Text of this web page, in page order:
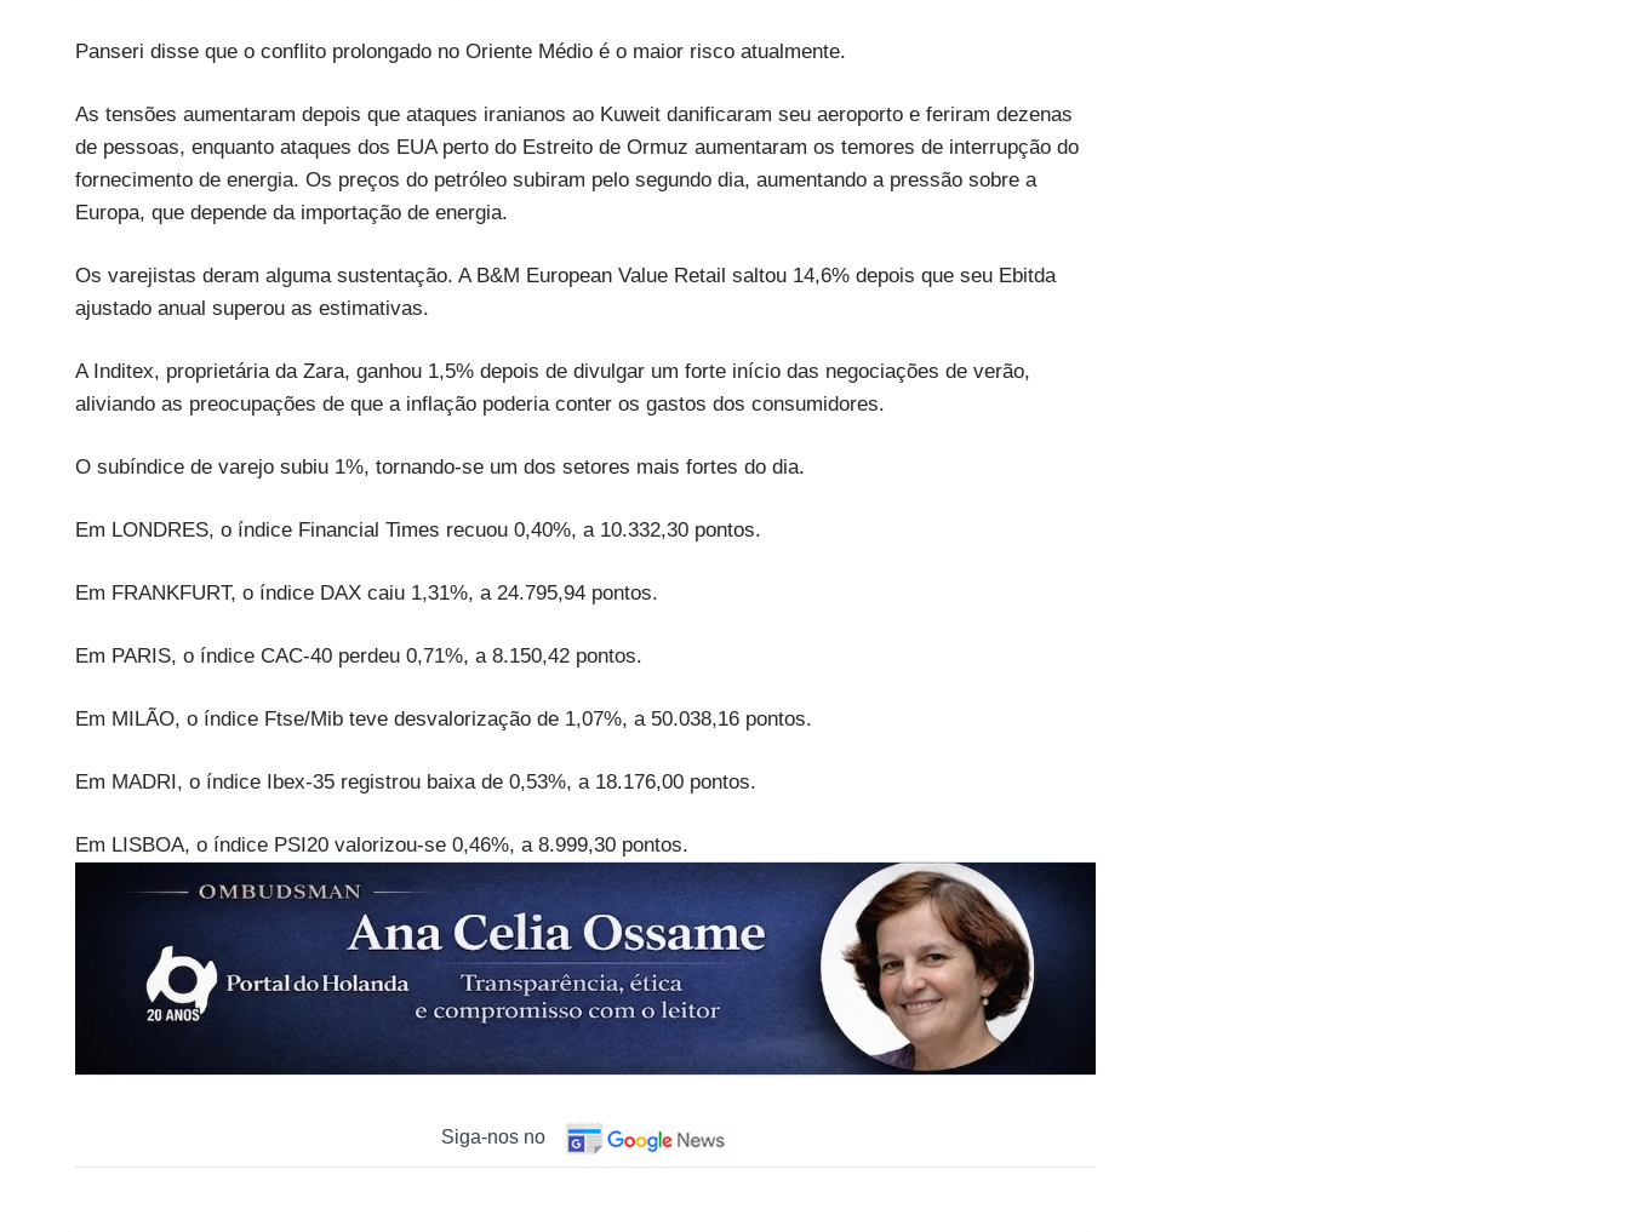
Panseri disse que o conflito prolongado no Oriente Médio é o maior risco atualmente.
As tensões aumentaram depois que ataques iranianos ao Kuweit danificaram seu aeroporto e feriram dezenas
de pessoas, enquanto ataques dos EUA perto do Estreito de Ormuz aumentaram os temores de interrupção do
fornecimento de energia. Os preços do petróleo subiram pelo segundo dia, aumentando a pressão sobre a
Europa, que depende da importação de energia.
Os varejistas deram alguma sustentação. A B&M European Value Retail saltou 14,6% depois que seu Ebitda
ajustado anual superou as estimativas.
A Inditex, proprietária da Zara, ganhou 1,5% depois de divulgar um forte início das negociações de verão,
aliviando as preocupações de que a inflação poderia conter os gastos dos consumidores.
O subíndice de varejo subiu 1%, tornando-se um dos setores mais fortes do dia.
Em LONDRES, o índice Financial Times recuou 0,40%, a 10.332,30 pontos.
Em FRANKFURT, o índice DAX caiu 1,31%, a 24.795,94 pontos.
Em PARIS, o índice CAC-40 perdeu 0,71%, a 8.150,42 pontos.
Em MILÃO, o índice Ftse/Mib teve desvalorização de 1,07%, a 50.038,16 pontos.
Em MADRI, o índice Ibex-35 registrou baixa de 0,53%, a 18.176,00 pontos.
Em LISBOA, o índice PSI20 valorizou-se 0,46%, a 8.999,30 pontos.
Siga-nos no